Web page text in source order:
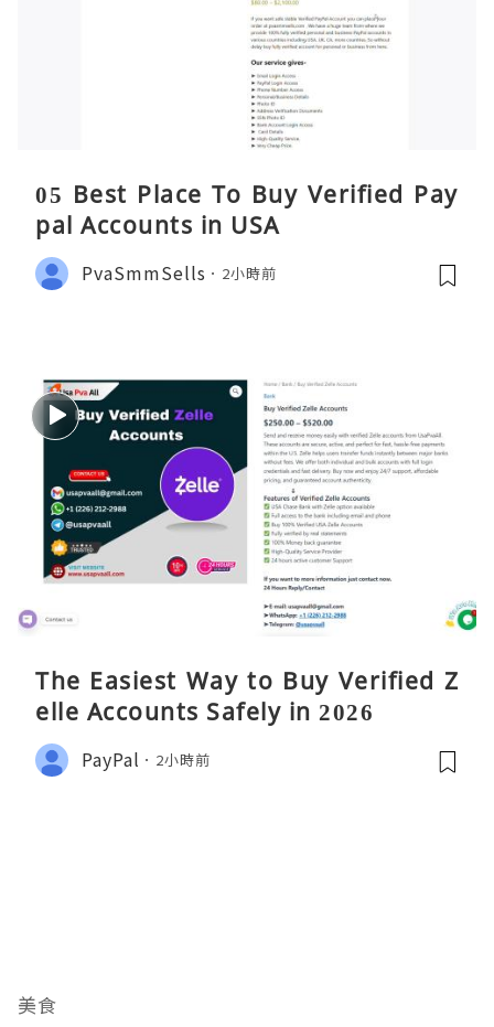
05 Best Place To Buy Verified Pay
pal Accounts in USA
PvaSmmSells 2小時前
The Easiest Way to Buy Verified Z
elle Accounts Safely in 2026
PayPal 2小時前
美食